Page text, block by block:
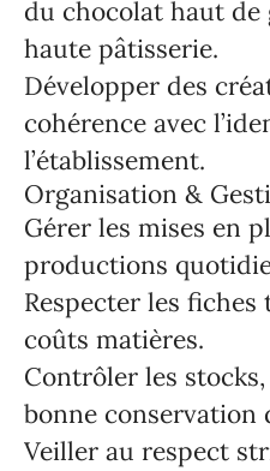
du chocolat haut de
haute pâtisserie.
Développer des
cohérence avec
l’établissement.
Organisation &
Gérer les mises en
productions
Respecter les fiches
coûts matières.
Contrôler les
bonne conservation
Veiller au respect